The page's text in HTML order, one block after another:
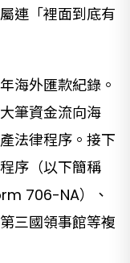
連「裡面到底有
海外匯款紀錄。
筆資金流向海
法律程序。接下
序（以下簡稱
706-NA）、
三國領事館等複